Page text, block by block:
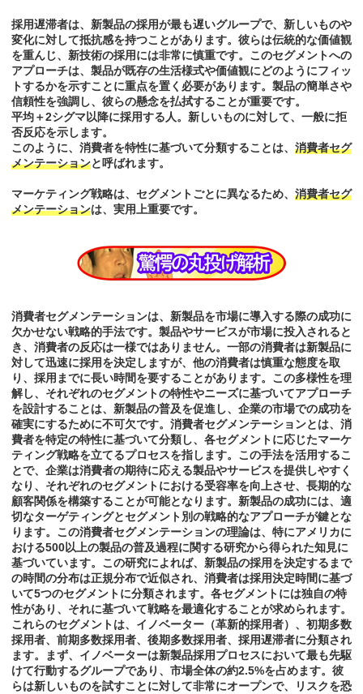
採用遅滞者は、新製品の採用が最も遅いグループで、新しいものや
変化に対して抵抗感を持つことがあります。彼らは伝統的な価値観
を重んじ、新技術の採用には非常に慎重です。このセグメントへの
アプローチは、製品が既存の生活様式や価値観にどのようにフィッ
トするかを示すことに重点を置く必要があります。製品の簡単さや
信頼性を強調し、彼らの懸念を払拭することが重要です。
平均＋2シグマ以降に採用する人。新しいものに対して、一般に拒
否反応を示します。
このように、消費者を特性に基づいて分類することは、 消費者セグ
メンテーションと呼ばれます。
マーケティング戦略は、セグメントごとに異なるため、 消費者セグ
メンテーションは、実用上重要です。
消費者セグメンテーションは、新製品を市場に導入する際の成功に
欠かせない戦略的手法です。製品やサービスが市場に投入されると
き、消費者の反応は一様ではありません。一部の消費者は新製品に
対して迅速に採用を決定しますが、他の消費者は慎重な態度を取
り、採用までに長い時間を要することがあります。この多様性を理
解し、それぞれのセグメントの特性やニーズに基づいてアプローチ
を設計することは、新製品の普及を促進し、企業の市場での成功を
確実にするために不可欠です。消費者セグメンテーションとは、消
費者を特定の特性に基づいて分類し、各セグメントに応じたマーケ
ティング戦略を立てるプロセスを指します。この手法を活用するこ
とで、企業は消費者の期待に応える製品やサービスを提供しやすく
なり、それぞれのセグメントにおける受容率を向上させ、長期的な
顧客関係を構築することが可能となります。新製品の成功には、適
切なターゲティングとセグメント別の戦略的なアプローチが鍵とな
ります。この消費者セグメンテーションの理論は、特にアメリカに
おける500以上の製品の普及過程に関する研究から得られた知見に
基づいています。この研究によれば、新製品の採用を決定するまで
の時間の分布は正規分布で近似され、消費者は採用決定時間に基づ
いて5つのセグメントに分類されます。各セグメントには独自の特
性があり、それに基づいて戦略を最適化することが求められます。
これらのセグメントは、イノベーター（革新的採用者）、初期多数
採用者、前期多数採用者、後期多数採用者、採用遅滞者に分類され
ます。まず、イノベーターは新製品採用プロセスにおいて最も先駆
けて行動するグループであり、市場全体の約2.5%を占めます。彼
らは新しいものを試すことに対して非常にオープンで、リスクを恐